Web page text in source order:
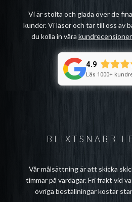
BLIXTSNABB
Vår målsättning är att skicka
timmar på vardagar. Fri frakt vid
övriga beställningar kostar
Vi är stolta och glada över de
kunder. Vi läser och tar till oss av
du kolla in våra
4.9
Läs 1000+